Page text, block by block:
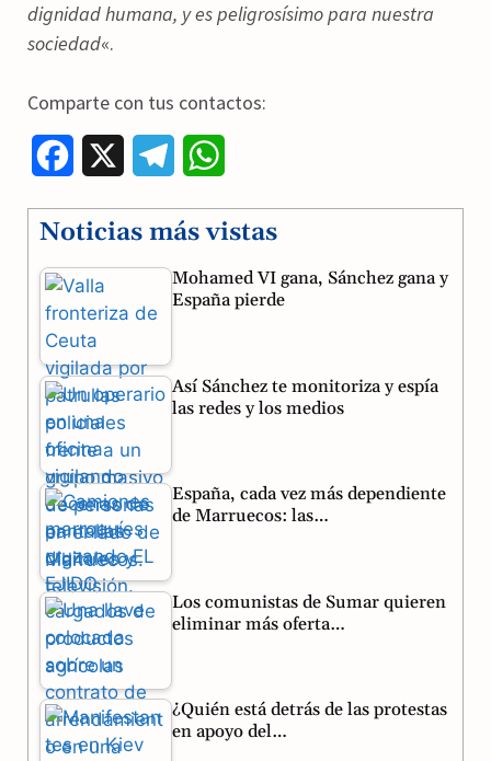
dignidad humana, y es peligrosísimo para nuestra
sociedad«.
Comparte con tus contactos:
c
e
b
o
o
k
l
e
a
a
t
p
Noticias más vistas
Mohamed VI gana, Sánchez gana y
España pierde
Así Sánchez te monitoriza y espía
las redes y los medios
España, cada vez más dependiente
de Marruecos: las…
Los comunistas de Sumar quieren
eliminar más oferta…
¿Quién está detrás de las protestas
en apoyo del…